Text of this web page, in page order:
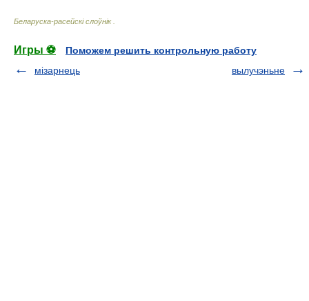
Беларуска-расейскі слоўнік
Игры ⚽
Поможем решить контрольную работу
мізарнець
вылучэньне